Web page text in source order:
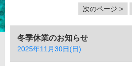
次のページ >
冬季休業のお知らせ
2025年11月30日(日)